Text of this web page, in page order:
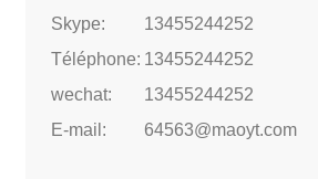
Skype:
13455244252
Téléphone: 13455244252
wechat:
13455244252
E-mail:
64563@maoyt.com